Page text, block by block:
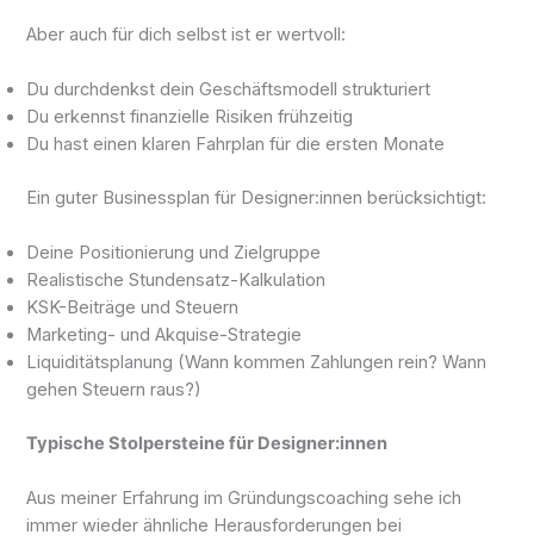
Aber auch für dich selbst ist er wertvoll:
Du durchdenkst dein Geschäftsmodell strukturiert
Du erkennst finanzielle Risiken frühzeitig
Du hast einen klaren Fahrplan für die ersten Monate
Ein guter Businessplan für Designer:innen berücksichtigt:
Deine Positionierung und Zielgruppe
Realistische Stundensatz-Kalkulation
KSK-Beiträge und Steuern
Marketing- und Akquise-Strategie
Liquiditätsplanung (Wann kommen Zahlungen rein? Wann
gehen Steuern raus?)
Typische Stolpersteine für Designer:innen
Aus meiner Erfahrung im Gründungscoaching sehe ich
immer wieder ähnliche Herausforderungen bei